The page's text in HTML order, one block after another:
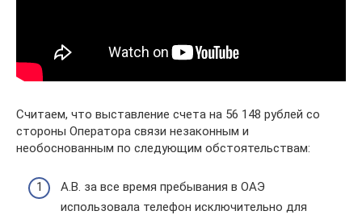
Считаем, что выставление счета на 56 148 рублей со
стороны Оператора связи незаконным и
необоснованным по следующим обстоятельствам:
А.В. за все время пребывания в ОАЭ
использовала телефон исключительно для